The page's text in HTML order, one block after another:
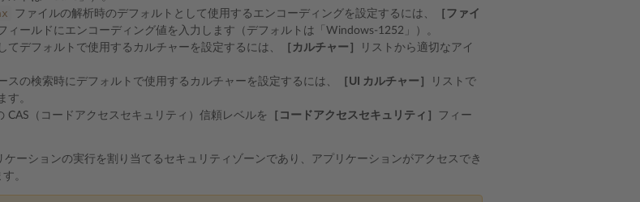
ファイルの解析時のデフォルトとして使用するエンコーディングを設定するには、
［ファイ
ィールドにエンコーディング値を入力します（デフォルトは「Windows-1252」）。
てデフォルトで使用するカルチャーを設定するには、
［カルチャー］
リストから適切なアイ
スの検索時にデフォルトで使用するカルチャーを設定するには、
［UI カルチャー］
リストで
す。
CAS（コードアクセスセキュリティ）信頼レベルを ［コードアクセスセキュリティ］ フィー
ケーションの実行を割り当てるセキュリティゾーンであり、アプリケーションがアクセスでき
。